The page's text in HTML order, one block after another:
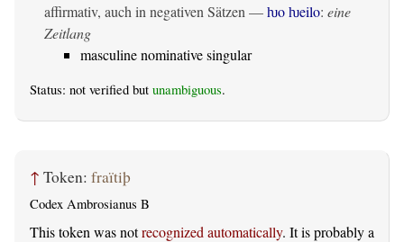
affirmativ, auch in negativen Sätzen —ƕo ƕeilo: eine
Zeitlang
masculine nominative singular
Status: not verified but unambiguous.
↑ Token: fraïtiþ
Codex Ambrosianus B
This token was notrecognized automatically. It is probably a